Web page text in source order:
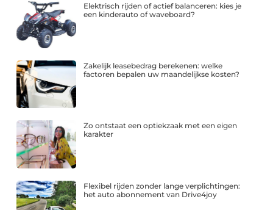
Elektrisch rijden of actief balanceren: kies je
een kinderauto of waveboard?
Zakelijk leasebedrag berekenen: welke
factoren bepalen uw maandelijkse kosten?
Zo ontstaat een optiekzaak met een eigen
karakter
Flexibel rijden zonder lange verplichtingen:
het auto abonnement van Drive4joy